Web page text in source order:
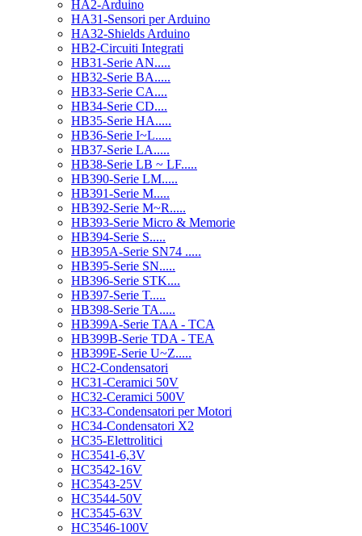
HA2-Arduino
HA31-Sensori per Arduino
HA32-Shields Arduino
HB2-Circuiti Integrati
HB31-Serie AN.....
HB32-Serie BA.....
HB33-Serie CA....
HB34-Serie CD....
HB35-Serie HA.....
HB36-Serie I~L.....
HB37-Serie LA.....
HB38-Serie LB ~ LF.....
HB390-Serie LM.....
HB391-Serie M.....
HB392-Serie M~R.....
HB393-Serie Micro & Memorie
HB394-Serie S.....
HB395A-Serie SN74 .....
HB395-Serie SN.....
HB396-Serie STK....
HB397-Serie T.....
HB398-Serie TA.....
HB399A-Serie TAA - TCA
HB399B-Serie TDA - TEA
HB399E-Serie U~Z.....
HC2-Condensatori
HC31-Ceramici 50V
HC32-Ceramici 500V
HC33-Condensatori per Motori
HC34-Condensatori X2
HC35-Elettrolitici
HC3541-6,3V
HC3542-16V
HC3543-25V
HC3544-50V
HC3545-63V
HC3546-100V